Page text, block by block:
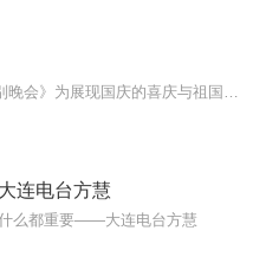
连电台方慧
么都重要——大连电台方慧